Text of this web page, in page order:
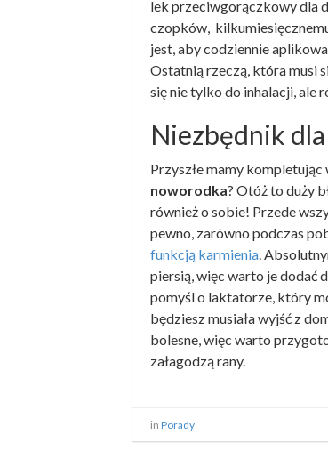
lek przeciwgorączkowy dla
czopków,
jest, aby codziennie
Ostatnią rzeczą, która musi
się nie tylko do inhalacji, ale
Niezbędnik
Przyszłe mamy
noworodka? Otóż to duży
również o sobie! Przede
pewno, zarówno podczas
funkcją karmienia.
piersią, więc warto je dodać
pomyśl o laktatorze, który
będziesz musiała wyjść z
bolesne, więc warto
załagodzą rany.
in Porady